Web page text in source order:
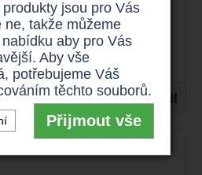
130 kg
350 W
Detail
jsou pro Vás
ne, takže můžeme
aby pro Vás
Aby vše
potřebujeme Váš
těchto souborů.
Přijmout vše